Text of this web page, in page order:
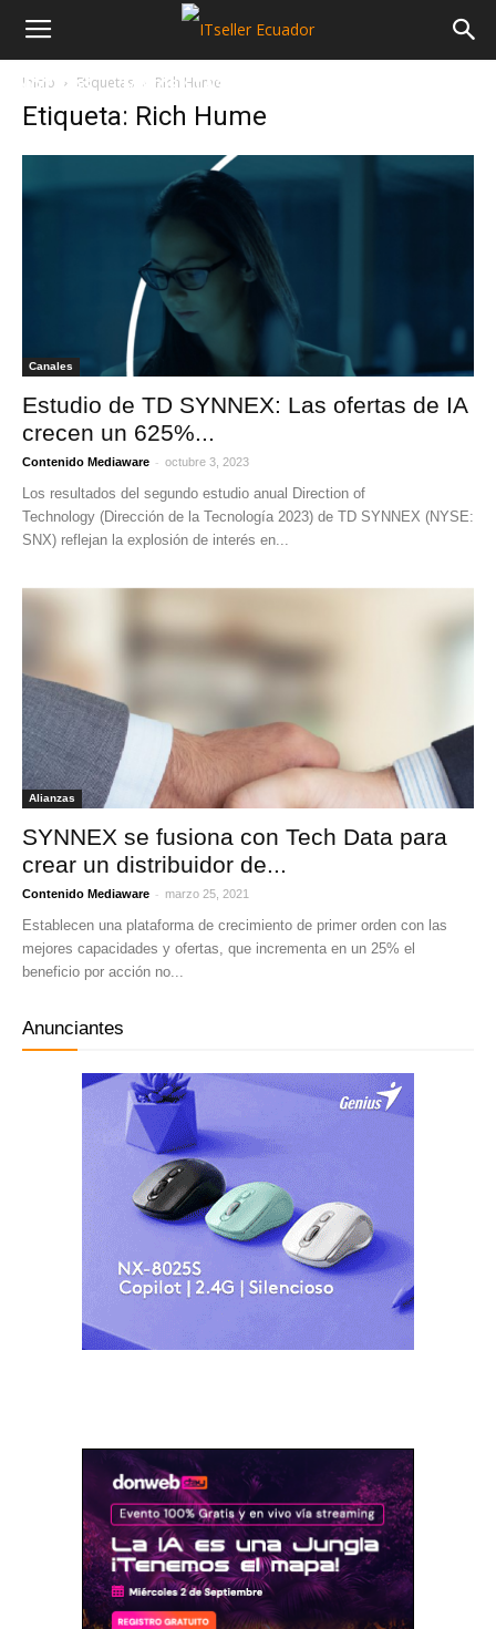
NOTICIAS MAYORISTAS
Inicio Etiquetas Rich Hume
Etiqueta: Rich Hume
Canales
Estudio de TD SYNNEX: Las ofertas de IA
crecen un 625%...
Contenido Mediaware - octubre 3, 2023
Los resultados del segundo estudio anual Direction of
Technology (Dirección de la Tecnología 2023) de TD SYNNEX (NYSE:
SNX) reflejan la explosión de interés en...
Alianzas
SYNNEX se fusiona con Tech Data para
crear un distribuidor de...
Contenido Mediaware - marzo 25, 2021
Establecen una plataforma de crecimiento de primer orden con las
mejores capacidades y ofertas, que incrementa en un 25% el
beneficio por acción no...
Anunciantes